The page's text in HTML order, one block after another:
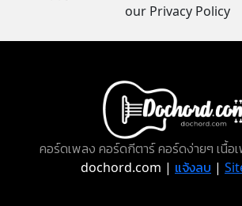
our Privacy Policy
คอร์ดเพลง คอร์ดกีตาร์ คอร์ดง่ายๆ เนื้อ
dochord.com | แจ้งลบ |